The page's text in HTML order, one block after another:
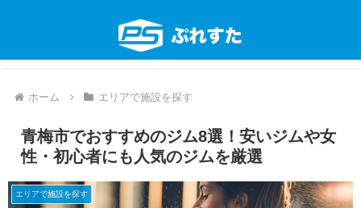
ホーム エリアで施設を探す
青梅市でおすすめのジム8選！安いジムや女
性・初心者にも人気のジムを厳選
エリアで施設を探す